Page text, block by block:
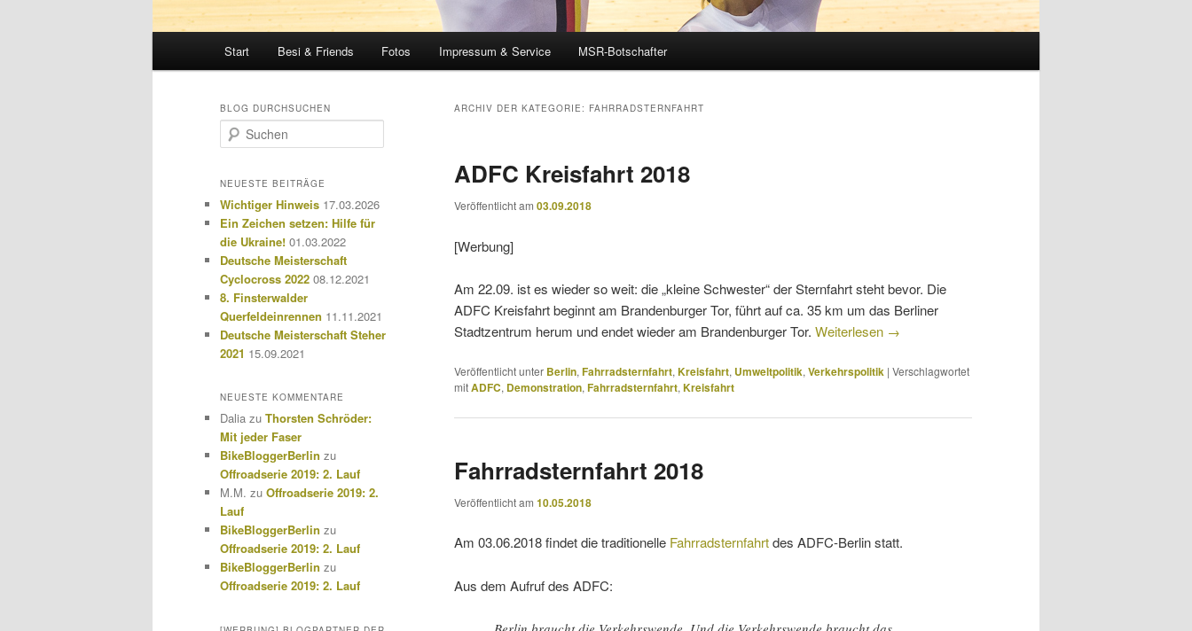
Start Besi & Friends Fotos Impressum & Service MSR-Botschafter
ARCHIV DER KATEGORIE: FAHRRADSTERNFAHRT
ADFC Kreisfahrt 2018
Veröffentlicht am 03.09.2018
[Werbung]
Am 22.09. ist es wieder so weit: die „kleine Schwester“ der Sternfahrt steht bevor. Die
ADFC Kreisfahrt beginnt am Brandenburger Tor, führt auf ca. 35 km um das Berliner
Stadtzentrum herum und endet wieder am Brandenburger Tor. Weiterlesen →
Veröffentlicht unter Berlin, Fahrradsternfahrt, Kreisfahrt, Umweltpolitik, Verkehrspolitik | Verschlagwortet
mitADFC, Demonstration, Fahrradsternfahrt, Kreisfahrt
Fahrradsternfahrt 2018
Veröffentlicht am 10.05.2018
Am 03.06.2018 findet die traditionelle Fahrradsternfahrtdes ADFC-Berlin statt.
Aus dem Aufruf des ADFC:
BLOG DURCHSUCHEN
u
h
n
NEUESTE BEITRÄGE
Wichtiger Hinweis 17.03.2026
Ein Zeichen setzen: Hilfe für
die Ukraine! 01.03.2022
Deutsche Meisterschaft
Cyclocross 2022 08.12.2021
8. Finsterwalder
Querfeldeinrennen 11.11.2021
Deutsche Meisterschaft Steher
2021 15.09.2021
NEUESTE KOMMENTARE
Dalia zu Thorsten Schröder:
Mit jeder Faser
BikeBloggerBerlin zu
Offroadserie 2019: 2. Lauf
M.M. zu Offroadserie 2019: 2.
Lauf
BikeBloggerBerlin zu
Offroadserie 2019: 2. Lauf
BikeBloggerBerlin zu
Offroadserie 2019: 2. Lauf